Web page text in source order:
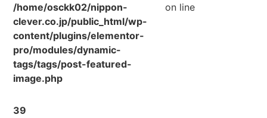
/home/osckk02/nippon-
clever.co.jp/public_html/wp-
content/plugins/elementor-
pro/modules/dynamic-
tags/tags/post-featured-
image.php
on line
39